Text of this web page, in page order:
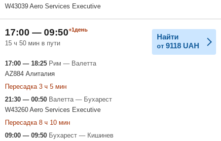
W43039 Aero Services Executive
17:00 — 09:50+1день
15 ч 50 мин в пути
Найти
от 9118 UAH
17:00 — 18:25 Рим — Валетта
AZ884 Алиталия
Пересадка 3 ч 5 мин
21:30 — 00:50 Валетта — Бухарест
W43260 Aero Services Executive
Пересадка 8 ч 10 мин
09:00 — 09:50 Бухарест — Кишинев